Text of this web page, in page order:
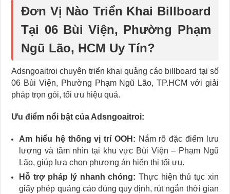
Đơn Vị Nào Triển Khai Billboard
Tại 06 Bùi Viện, Phường Phạm
Ngũ Lão, HCM Uy Tín?
Adsngoaitroi chuyên triển khai quảng cáo billboard tại số
06 Bùi Viện, Phường Phạm Ngũ Lão, TP.HCM với giải
pháp trọn gói, tối ưu hiệu quả.
Ưu điểm nổi bật của Adsngoaitroi:
Am hiểu hệ thống vị trí OOH: Nắm rõ đặc điểm lưu
lượng và tầm nhìn tại khu vực Bùi Viện – Phạm Ngũ
Lão, giúp lựa chọn phương án hiển thị tối ưu.
Hỗ trợ pháp lý nhanh chóng: Thực hiện thủ tục xin
giấy phép quảng cáo đúng quy định, rút ngắn thời gian